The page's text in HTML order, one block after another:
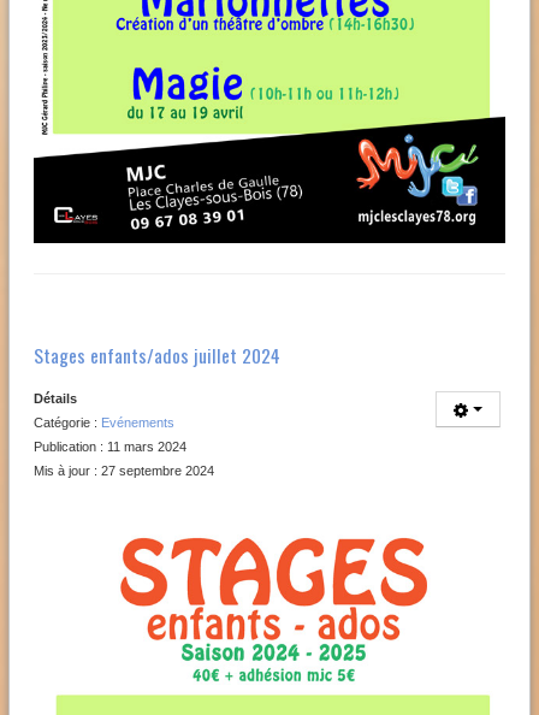
Stages enfants/ados juillet 2024
Détails
Catégorie : Evénements
Publication : 11 mars 2024
Mis à jour : 27 septembre 2024